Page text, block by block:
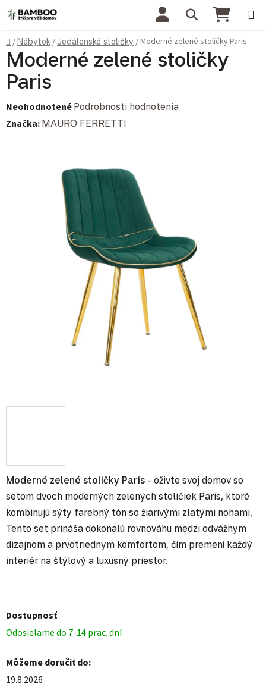
Prejsť na obsah Hľadať
Domov
/Nábytok / Jedálenské stoličky /Moderné zelené stoličky Paris
Moderné zelené stoličky Paris - oživte svoj domov so
setom dvoch moderných zelených stoličiek Paris, ktoré
kombinujú sýty farebný tón so žiarivými zlatými nohami.
Tento set prináša dokonalú rovnováhu medzi odvážnym
dizajnom a prvotriednym komfortom, čím premení každý
interiér na štýlový a luxusný priestor.
Dostupnosť
Odosielame do 7-14 prac. dní
Môžeme doručiť do:
19.8.2026
Moderné zelené stoličky
Paris
Priemerné hodnotenie produktu je 0,0 z 5 hviezdičiek.
Neohodnotené Podrobnosti hodnotenia
Značka: MAURO FERRETTI